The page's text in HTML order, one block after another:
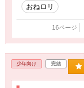
おねロリ
16ページ
少年向け 完結